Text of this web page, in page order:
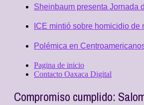
Sheinbaum presenta Jornada
ICE mintió sobre homicidio de
Polémica en
Pagina de inicio
Contacto Oaxaca Digital
Compromiso cumplido: